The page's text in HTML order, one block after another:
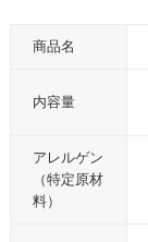
商品名
内容量
アレルゲン
（特定原材
料）